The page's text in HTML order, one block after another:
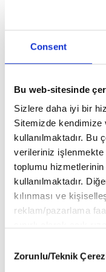
Consent
Bu web-sitesinde
Sizlere daha iyi bir
Sitemizde
kullanılmaktadır. Bu
verileriniz
toplumu hizmetlerinin
kullanılmaktadır.
kılınması ve
reklam/pazarlama
vasıtasıyla
Selection
Zorunlu/Teknik
bence artık en önemli
hareket. Her yıl
kültürel bir ifade biçimi
sorunların insanları